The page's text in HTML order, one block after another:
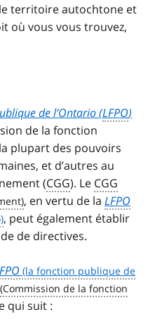
territoire autochtone et
où vous vous trouvez,
de l’Ontario(LFPO)
de la fonction
plupart des pouvoirs
et d’autres au
(CGG). Le CGG
, en vertu de la LFPO
, peut également établir
de directives.
qui suit :